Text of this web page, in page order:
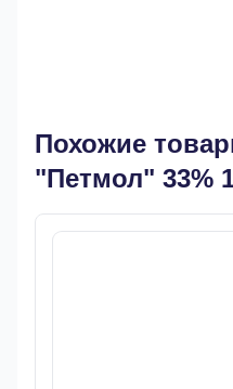
Похожие
"Петмол" 33%